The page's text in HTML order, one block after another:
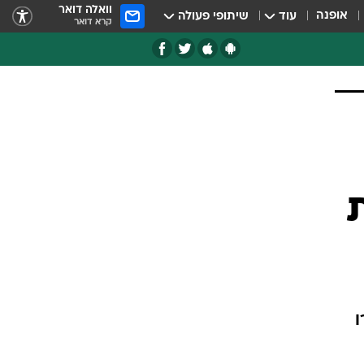
אופנה עוד שיתופי פעולה וואלה דואר
קרא דואר